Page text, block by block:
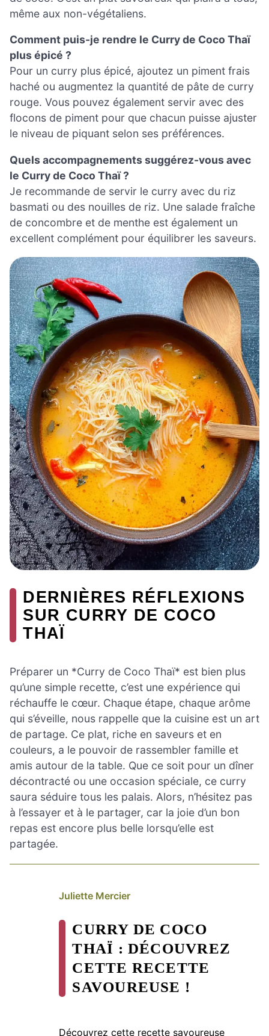
même aux non-végétaliens.
Comment puis-je rendre le Curry de Coco Thaï
plus épicé ?
Pour un curry plus épicé, ajoutez un piment frais
haché ou augmentez la quantité de pâte de curry
rouge. Vous pouvez également servir avec des
flocons de piment pour que chacun puisse ajuster
le niveau de piquant selon ses préférences.
Quels accompagnements suggérez-vous avec
le Curry de Coco Thaï ?
Je recommande de servir le curry avec du riz
basmati ou des nouilles de riz. Une salade fraîche
de concombre et de menthe est également un
excellent complément pour équilibrer les saveurs.
DERNIÈRES RÉFLEXIONS
SUR CURRY DE COCO
THAÏ
Préparer un *Curry de Coco Thaï* est bien plus
qu’une simple recette, c’est une expérience qui
réchauffe le cœur. Chaque étape, chaque arôme
qui s’éveille, nous rappelle que la cuisine est un art
de partage. Ce plat, riche en saveurs et en
couleurs, a le pouvoir de rassembler famille et
amis autour de la table. Que ce soit pour un dîner
décontracté ou une occasion spéciale, ce curry
saura séduire tous les palais. Alors, n’hésitez pas
à l’essayer et à le partager, car la joie d’un bon
repas est encore plus belle lorsqu’elle est
partagée.
Juliette Mercier
CURRY DE COCO
THAÏ : DÉCOUVREZ
CETTE RECETTE
SAVOUREUSE !
Découvrez cette recette savoureuse